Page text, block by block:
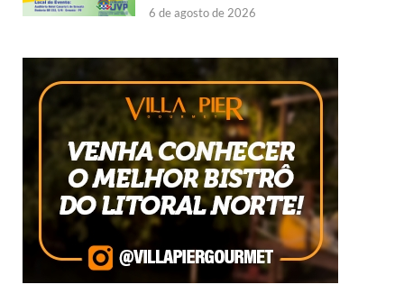
6 de agosto de 2026